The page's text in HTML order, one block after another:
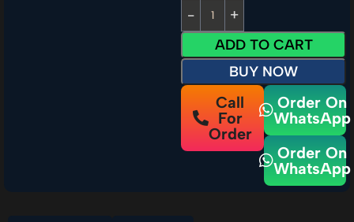
ADD TO CART
BUY NOW
Call
For
Order
Order On
WhatsApp
Order On
WhatsApp